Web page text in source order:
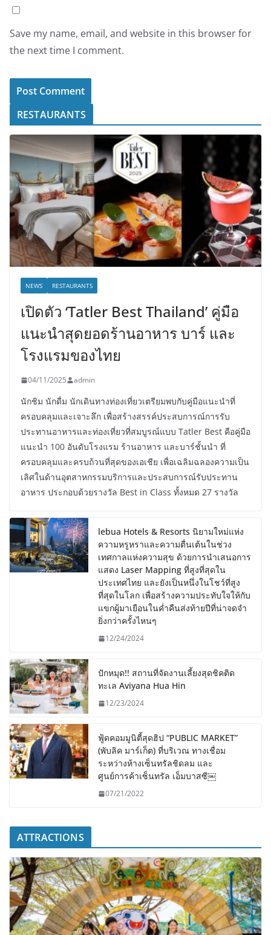
Save my name, email, and website in this browser for
the next time I comment.
RESTAURANTS
NEWS RESTAURANTS
เปิดตัว ‘Tatler Best Thailand’ คู่มือ
แนะนำสุดยอดร้านอาหาร บาร์ และ
โรงแรมของไทย
04/11/2025 admin
นักชิม นักดื่ม นักเดินทางท่องเที่ยวเตรียมพบกับคู่มือแนะนำที่
ครอบคลุมและเจาะลึก เพื่อสร้างสรรค์ประสบการณ์การรับ
ประทานอาหารและท่องเที่ยวที่สมบูรณ์แบบ Tatler Best คือคู่มือ
แนะนำ 100 อันดับโรงแรม ร้านอาหาร และบาร์ชั้นนำ ที่
ครอบคลุมและครบถ้วนที่สุดของเอเชีย เพื่อเฉลิมฉลองความเป็น
เลิศในด้านอุตสาหกรรมบริการและประสบการณ์รับประทาน
อาหาร ประกอบด้วยรางวัล Best in Class ทั้งหมด 27 รางวัล
lebua Hotels & Resorts นิยามใหม่แห่ง
ความหรูหราและความตื่นเต้นในช่วง
เทศกาลแห่งความสุข ด้วยการนำเสนอการ
แสดง Laser Mapping ที่สูงที่สุดใน
ประเทศไทย และยังเป็นหนึ่งในโชว์ที่สูง
ที่สุดในโลก เพื่อสร้างความประทับใจให้กับ
แขกผู้มาเยือนในค่ำคืนส่งท้ายปีที่น่าจดจำ
ยิ่งกว่าครั้งไหนๆ
12/24/2024
ปักหมุด!! สถานที่จัดงานเลี้ยงสุดชิคติด
ทะเล Aviyana Hua Hin
12/23/2024
ฟู้ดคอมมูนิตี้สุดฮิป “PUBLIC MARKET”
(พับลิค มาร์เก็ต) ที่บริเวณ ทางเชื่อม
ระหว่างห้างเซ็นทรัลชิดลม และ
ศูนย์การค้าเซ็นทรัล เอ็มบาสซี￼
07/21/2022
ATTRACTIONS